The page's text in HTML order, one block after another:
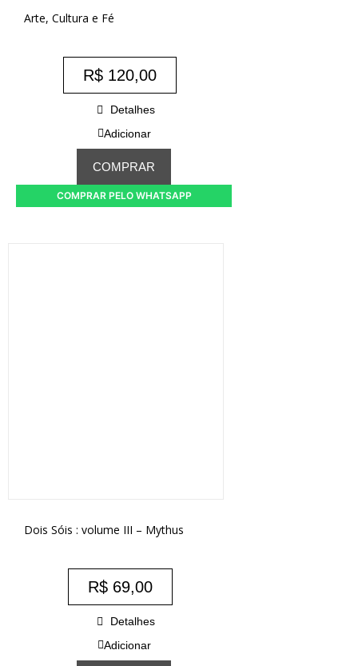
Arte, Cultura e Fé
R$ 120,00
Detalhes
Adicionar
COMPRAR
COMPRAR PELO WHATSAPP
Dois Sóis : volume III – Mythus
R$69,00
Detalhes
Adicionar